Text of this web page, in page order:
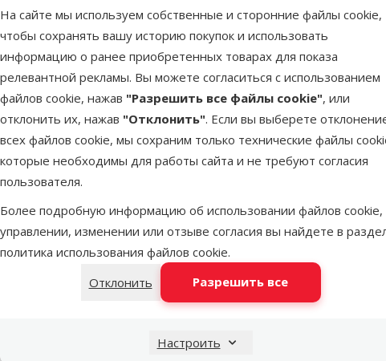
На сайте мы используем собственные и сторонние файлы cookie,
чтобы сохранять вашу историю покупок и использовать
информацию о ранее приобретенных товарах для показа
релевантной рекламы. Вы можете согласиться с использованием
файлов cookie, нажав "Разрешить все файлы cookie", или
отклонить их, нажав "Отклонить". Если вы выберете
всех файлов cookie, мы сохраним только технические файлы
которые необходимы для работы сайта и не требуют согласия
пользователя.
Более подробную информацию об использовании файлов cookie,
управлении, изменении или отзыве согласия вы найдете в
политика использования файлов cookie.
Отклонить
Разрешить все
Настроить
Объем
10 l
Материал
Фибролит
Вид наполнителяЦементирующий
Аромат
Без запаха
Бренд
Cat´s Best
Номер в каталоге
2684
EAN
4002973000168
Лучшее для твоего питомца
Dino Zoo рекомендует
Лучшее для твоего питомца